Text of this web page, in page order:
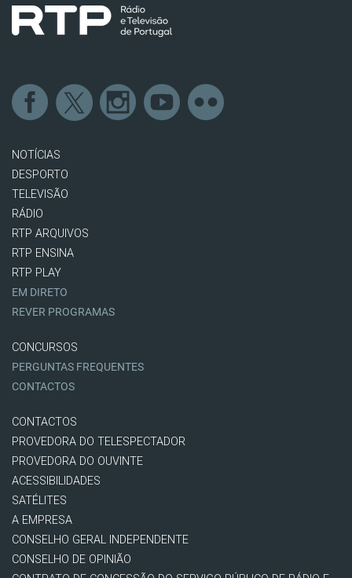
NOTÍCIAS
DESPORTO
TELEVISÃO
RÁDIO
RTP ARQUIVOS
RTP ENSINA
RTP PLAY
EM DIRETO
REVER PROGRAMAS
CONCURSOS
PERGUNTAS FREQUENTES
CONTACTOS
CONTACTOS
PROVEDORA DO TELESPECTADOR
PROVEDORA DO OUVINTE
ACESSIBILIDADES
SATÉLITES
A EMPRESA
CONSELHO GERAL INDEPENDENTE
CONSELHO DE OPINIÃO